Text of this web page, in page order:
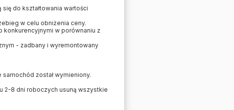
do kształtowania wartości
w celu obniżenia ceny.
konkurencyjnymi w porównaniu z
- zadbany i wyremontowany
został wymieniony.
2-8 dni roboczych usuną wszystkie